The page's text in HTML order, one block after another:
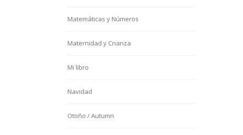
Matemáticas y Números
Maternidad y Crianza
Mi libro
Navidad
Otoño / Autumn